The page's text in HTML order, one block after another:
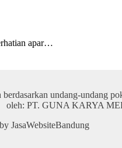
apar…
undang-undang
oleh: PT. GUNA KARYA
JasaWebsiteBandung